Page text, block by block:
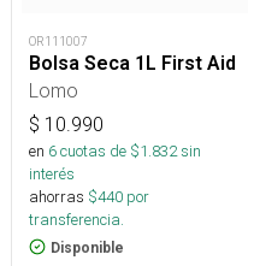
OR111007
Bolsa Seca 1L First Aid
Lomo
$ 10.990
en 6cuotas de $1.832sin
interés
ahorras $440 por
transferencia.
Disponible